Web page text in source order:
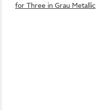
for Three in Grau Metallic